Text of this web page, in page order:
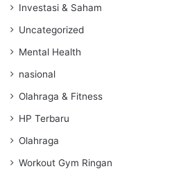
Investasi & Saham
Uncategorized
Mental Health
nasional
Olahraga & Fitness
HP Terbaru
Olahraga
Workout Gym Ringan